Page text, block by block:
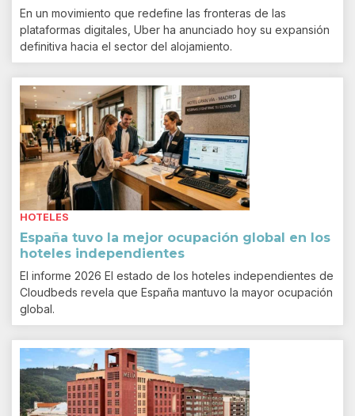
En un movimiento que redefine las fronteras de las
plataformas digitales, Uber ha anunciado hoy su expansión
definitiva hacia el sector del alojamiento.
HOTELES
España tuvo la mejor ocupación global en los
hoteles independientes
El informe 2026 El estado de los hoteles independientes de
Cloudbeds revela que España mantuvo la mayor ocupación
global.